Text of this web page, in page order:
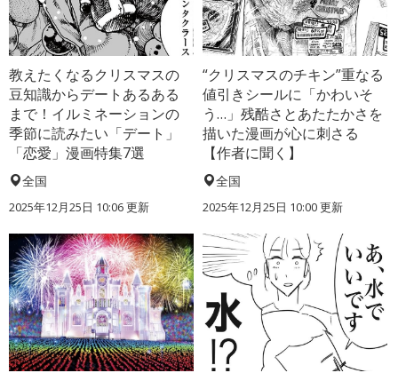
教えたくなるクリスマスの
豆知識からデートあるある
まで！イルミネーションの
季節に読みたい「デート」
「恋愛」漫画特集7選
全国
2025年12月25日 10:06 更新
“クリスマスのチキン”重なる
値引きシールに「かわいそ
う…」残酷さとあたたかさを
描いた漫画が心に刺さる
【作者に聞く】
全国
2025年12月25日 10:00 更新